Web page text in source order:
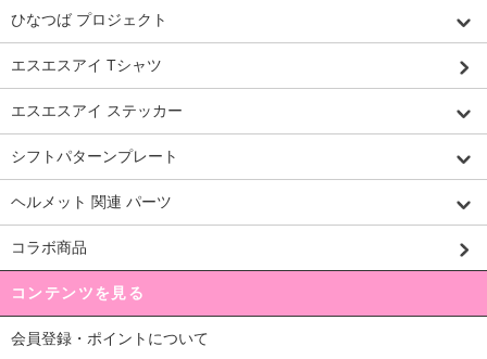
ひなつば プロジェクト
エスエスアイ Tシャツ
エスエスアイ ステッカー
シフトパターンプレート
ヘルメット 関連 パーツ
コラボ商品
コンテンツを見る
会員登録・ポイントについて